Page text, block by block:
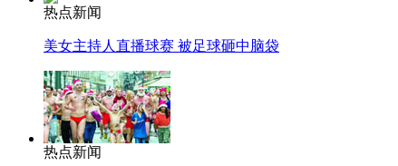
热点新闻
美女主持人直播球赛 被足球砸中脑袋
热点新闻